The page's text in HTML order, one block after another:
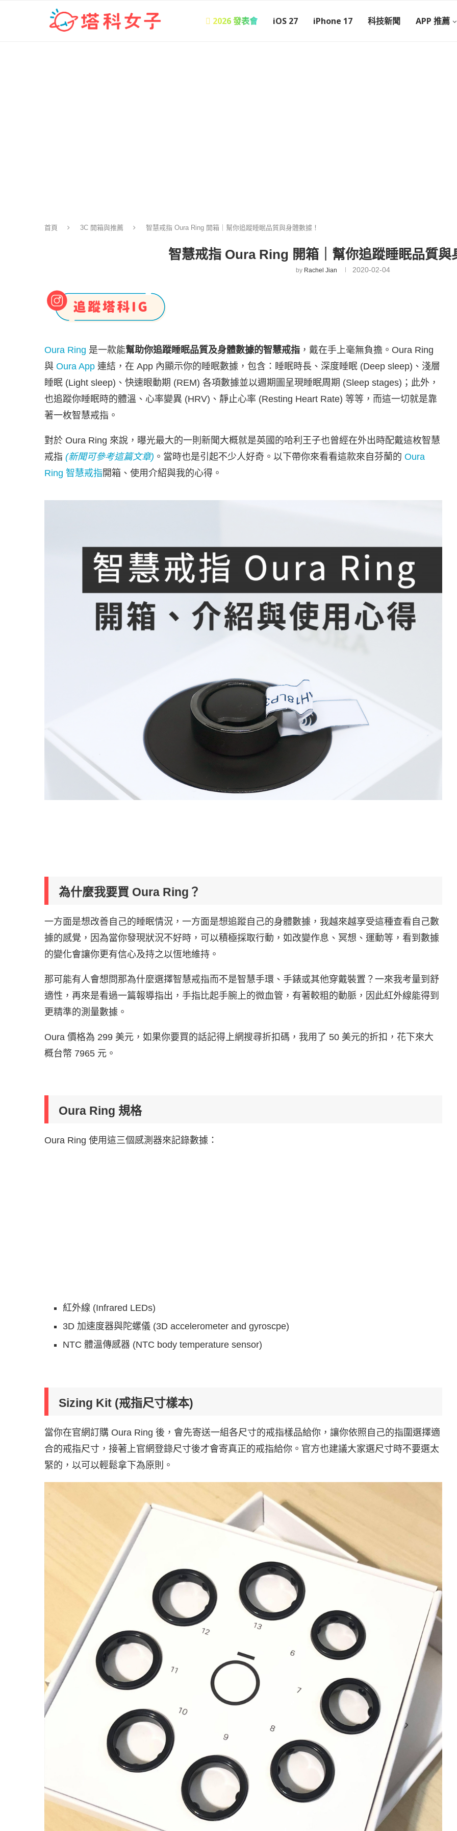
 2026 發表會 iOS 27 iPhone 17 科技新聞 APP 推薦
首頁 3C 開箱與推薦 智慧戒指 Oura Ring 開箱｜幫你追蹤睡眠品質與身體數據！
智慧戒指 Oura Ring 開箱｜幫你追蹤睡眠品質與
by Rachel Jian 2020-02-04
Oura Ring 是一款能幫助你追蹤睡眠品質及身體數據的智慧戒指 ，戴在手上毫無負擔。Oura Ring
與 Oura App 連結，在 App 內顯示你的睡眠數據，包含：睡眠時長、深度睡眠 (Deep sleep)、淺層
睡眠 (Light sleep)、快速眼動期 (REM) 各項數據並以週期圖呈現睡眠周期 (Sleep stages)；此外，
也追蹤你睡眠時的體溫、心率變異 (HRV)、靜止心率 (Resting Heart Rate) 等等，而這一切就是靠
著一枚智慧戒指。
對於 Oura Ring 來說，曝光最大的一則新聞大概就是英國的哈利王子也曾經在外出時配戴這枚智慧
戒指 (新聞可參考這篇文章) 。當時也是引起不少人好奇。以下帶你來看看這款來自芬蘭的 Oura
Ring 智慧戒指 開箱、使用介紹與我的心得。
為什麼我要買 Oura Ring？
一方面是想改善自己的睡眠情況，一方面是想追蹤自己的身體數據，我越來越享受這種查看自己數
據的感覺，因為當你發現狀況不好時，可以積極採取行動，如改變作息、冥想、運動等，看到數據
的變化會讓你更有信心及持之以恆地維持。
那可能有人會想問那為什麼選擇智慧戒指而不是智慧手環、手錶或其他穿戴裝置？一來我考量到舒
適性，再來是看過一篇報導指出，手指比起手腕上的微血管，有著較粗的動脈，因此紅外線能得到
更精準的測量數據。
Oura 價格為 299 美元，如果你要買的話記得上網搜尋折扣碼，我用了 50 美元的折扣，花下來大
概台幣 7965 元。
Oura Ring 規格
Oura Ring 使用這三個感測器來記錄數據：
紅外線 (Infrared LEDs)
3D 加速度器與陀螺儀 (3D accelerometer and gyroscpe)
NTC 體溫傳感器 (NTC body temperature sensor)
Sizing Kit (戒指尺寸樣本)
當你在官網訂購 Oura Ring 後，會先寄送一組各尺寸的戒指樣品給你，讓你依照自己的指圍選擇適
合的戒指尺寸，接著上官網登錄尺寸後才會寄真正的戒指給你。官方也建議大家選尺寸時不要選太
緊的，以可以輕鬆拿下為原則。